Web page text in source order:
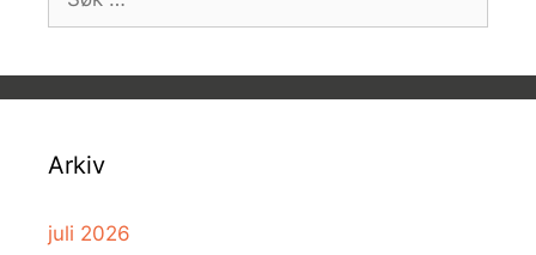
etter:
Arkiv
juli 2026